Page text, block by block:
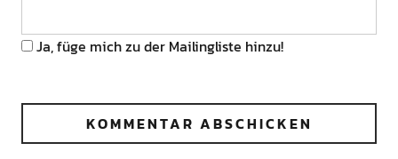
Ja, füge mich zu der Mailingliste hinzu!